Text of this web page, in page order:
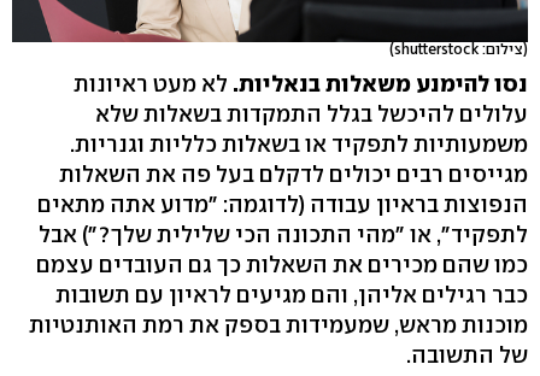
(צילום: shutterstock)
נסו להימנע משאלות בנאליות. לא מעט ראיונות
עלולים להיכשל בגלל התמקדות בשאלות שלא
משמעותיות לתפקיד או בשאלות כלליות וגנריות.
מגייסים רבים יכולים לדקלם בעל פה את השאלות
הנפוצות בראיון עבודה (לדוגמה: "מדוע אתה מתאים
לתפקיד", או "מהי התכונה הכי שלילית שלך?") אבל
כמו שהם מכירים את השאלות כך גם העובדים עצמם
כבר רגילים אליהן, והם מגיעים לראיון עם תשובות
מוכנות מראש, שמעמידות בספק את רמת האותנטיות
של התשובה.